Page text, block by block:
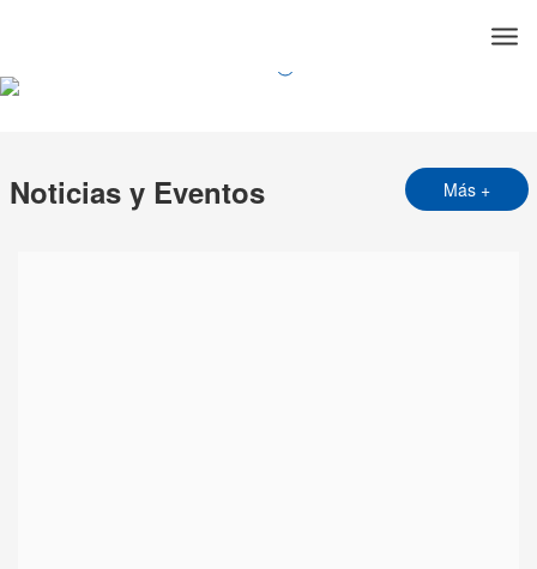
Noticias y Eventos Más +